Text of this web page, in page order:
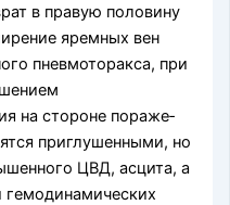
в пра­вую половину
яремных вен
пнев­моторакса, при
на стороне пораже­
приглушенными, но
ЦВД, ас­цита, а
гемодинамических